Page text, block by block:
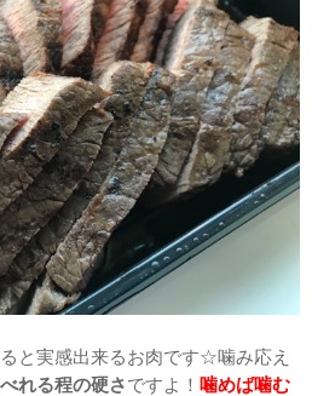
と実感出来るお肉です☆噛み応え
れる程の硬さですよ！ 噛めば噛む